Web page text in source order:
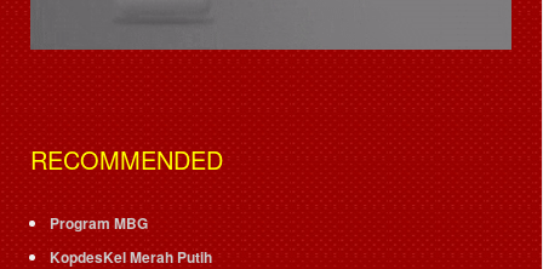
RECOMMENDED
Program MBG
KopdesKel Merah Putih